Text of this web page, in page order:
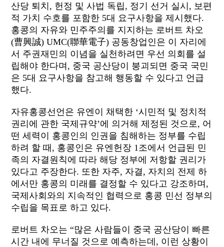
산당 퇴치, 헌정 및 사법 독립, 정기 선거 실시, 보편
적 가치 수호를 포함한 5대 요구사항을 제시했다.
홍콩의 자유와 민주주의를 지지하는 로버트 차오
(曹興誠) UMC(聯華電子) 공동창업인은 이 자리에
서 주권재민의 이념을 실천하려면 우선 의회를 설
립해야 한다며, 중국 공산당이 붕괴되면 중국 국민
은 5대 요구사항을 참고해 행동할 수 있다고 언급
했다.
자유홍콩선언은 유엔이 채택한 ‘시민적 및 정치적
권리에 관한 국제규약’에 의거해 제정된 것으로, 어
떤 세력이 홍콩인의 인권을 침해하는 정부를 수립
하려 할 때, 홍콩인은 유엔헌장 1조에서 언급된 민
족의 자결원칙에 따라 해당 정부에 저항할 권리가
있다고 주장한다. 또한 자주, 자결, 자치의 전제 하
에서만 홍콩의 미래를 결정할 수 있다고 강조하며,
국제사회와의 지속적인 협력으로 홍콩 민선 정부의
수립을 목표로 하고 있다.
로버트 차오는 “많은 사람들이 중국 공산당이 빠른
시간 내에 무너질 것으로 예측하는데, 이런 상황이